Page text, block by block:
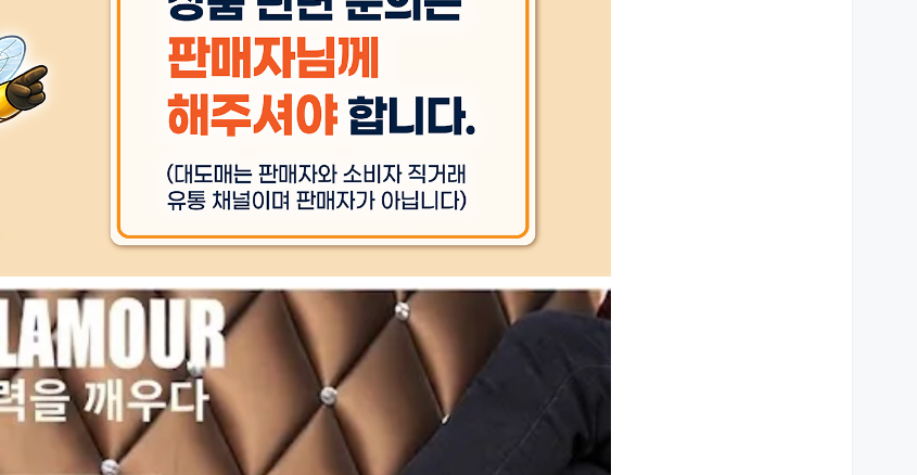
취급시 주의사항 상품 상세설명 참조
A/S 책임자와 전화번호